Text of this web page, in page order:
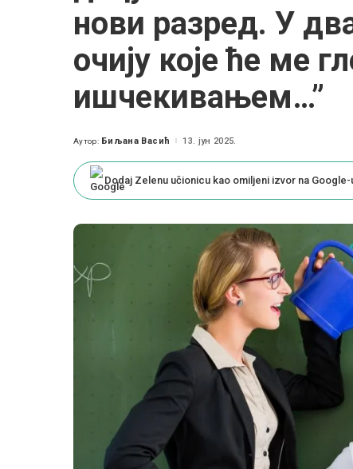
нови разред. У
очију које ће ме
ишчекивањем…”
Posted
Аутор: Биљана Васић 13. јун 2025.
Dodaj Zelenu učionicu kao omiljeni izvor na Google-